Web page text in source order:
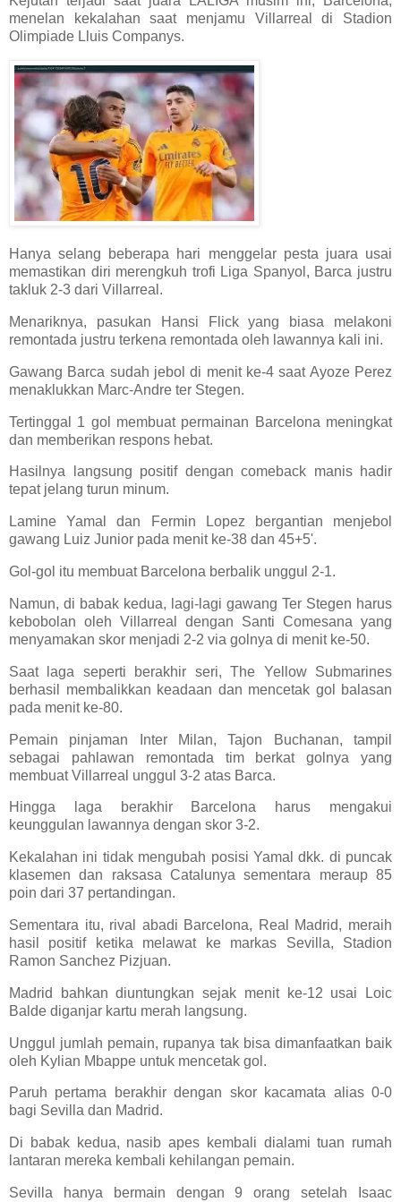
menelan kekalahan saat menjamu Villarreal di Stadion
Olimpiade Lluis Companys.
Hanya selang beberapa hari menggelar pesta juara usai
memastikan diri merengkuh trofi Liga Spanyol, Barca justru
takluk 2-3 dari Villarreal.
Menariknya, pasukan Hansi Flick yang biasa melakoni
remontada justru terkena remontada oleh lawannya kali ini.
Gawang Barca sudah jebol di menit ke-4 saat Ayoze Perez
menaklukkan Marc-Andre ter Stegen.
Tertinggal 1 gol membuat permainan Barcelona meningkat
dan memberikan respons hebat.
Hasilnya langsung positif dengan comeback manis hadir
tepat jelang turun minum.
Lamine Yamal dan Fermin Lopez bergantian menjebol
gawang Luiz Junior pada menit ke-38 dan 45+5'.
Gol-gol itu membuat Barcelona berbalik unggul 2-1.
Namun, di babak kedua, lagi-lagi gawang Ter Stegen harus
kebobolan oleh Villarreal dengan Santi Comesana yang
menyamakan skor menjadi 2-2 via golnya di menit ke-50.
Saat laga seperti berakhir seri, The Yellow Submarines
berhasil membalikkan keadaan dan mencetak gol balasan
pada menit ke-80.
Pemain pinjaman Inter Milan, Tajon Buchanan, tampil
sebagai pahlawan remontada tim berkat golnya yang
membuat Villarreal unggul 3-2 atas Barca.
Hingga laga berakhir Barcelona harus mengakui
keunggulan lawannya dengan skor 3-2.
Kekalahan ini tidak mengubah posisi Yamal dkk. di puncak
klasemen dan raksasa Catalunya sementara meraup 85
poin dari 37 pertandingan.
Sementara itu, rival abadi Barcelona, Real Madrid, meraih
hasil positif ketika melawat ke markas Sevilla, Stadion
Ramon Sanchez Pizjuan.
Madrid bahkan diuntungkan sejak menit ke-12 usai Loic
Balde diganjar kartu merah langsung.
Unggul jumlah pemain, rupanya tak bisa dimanfaatkan baik
oleh Kylian Mbappe untuk mencetak gol.
Paruh pertama berakhir dengan skor kacamata alias 0-0
bagi Sevilla dan Madrid.
Di babak kedua, nasib apes kembali dialami tuan rumah
lantaran mereka kembali kehilangan pemain.
Sevilla hanya bermain dengan 9 orang setelah Isaac